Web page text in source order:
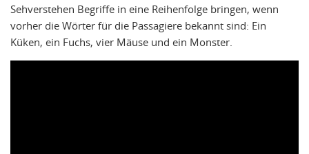
Sehverstehen Begriffe in eine Reihenfolge bringen, wenn
vorher die Wörter für die Passagiere bekannt sind: Ein
Küken, ein Fuchs, vier Mäuse und ein Monster.